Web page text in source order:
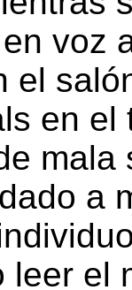
voz
el
en
a
leer el